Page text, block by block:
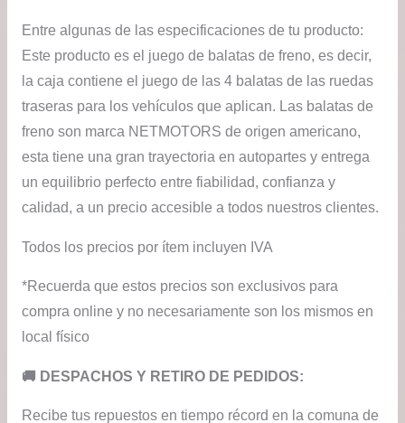
Entre algunas de las especificaciones de tu producto:
Este producto es el juego de balatas de freno, es decir,
la caja contiene el juego de las 4 balatas de las ruedas
traseras para los vehículos que aplican. Las balatas de
freno son marca NETMOTORS de origen americano,
esta tiene una gran trayectoria en autopartes y entrega
un equilibrio perfecto entre fiabilidad, confianza y
calidad, a un precio accesible a todos nuestros clientes.
Todos los precios por ítem incluyen IVA
*Recuerda que estos precios son exclusivos para
compra online y no necesariamente son los mismos en
local físico
​🚚​ DESPACHOS Y RETIRO DE PEDIDOS:
Recibe tus repuestos en tiempo récord en la comuna de